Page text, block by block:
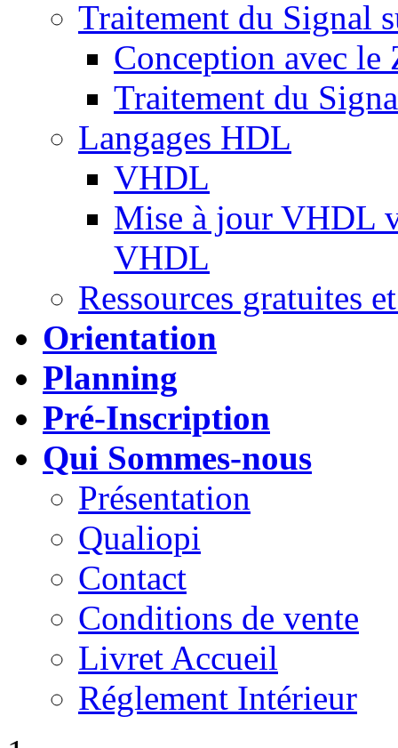
Traitement du Signal
Conception avec
Traitement du
Langages HDL
VHDL
Mise à jour VHDL
VHDL
Ressources gratuites
Orientation
Planning
Pré-Inscription
Qui Sommes-nous
Présentation
Qualiopi
Contact
Conditions de vente
Livret Accueil
Réglement Intérieur